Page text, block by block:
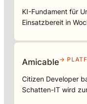
KI-Fundament für
Einsatzbereit in
Amicable→
Citizen Developer
Schatten-IT wird